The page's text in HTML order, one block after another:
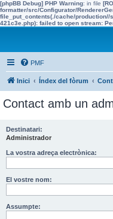
[phpBB Debug] PHP Warning: in file
formatter/src/Configurator/
file_put_contents(./cache/production//
421c3e.php): failed to open stream:
PMF
Inici Índex del fòrum
Contact amb un
Destinatari:
Administrador
La vostra adreça electrònica:
El vostre nom:
Assumpte: